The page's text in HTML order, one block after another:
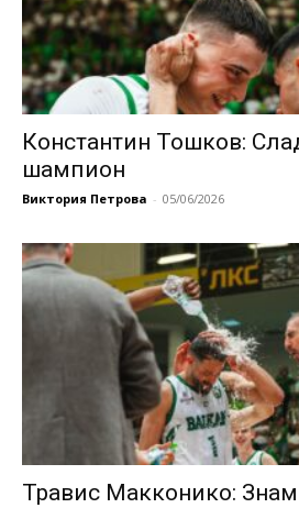
Константин Тошков:
шампион
Виктория Петрова - 05/06/2026
Травис Макконико: